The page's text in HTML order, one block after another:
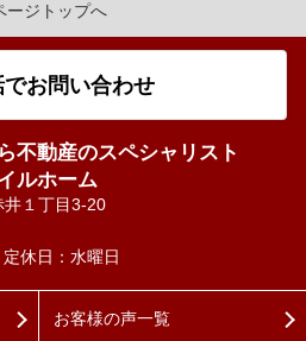
ージトップへ
でお問い合わせ
不動産のスペシャリスト
ルホーム
井１丁目3-20
定休日：水曜日
お客様の声一覧